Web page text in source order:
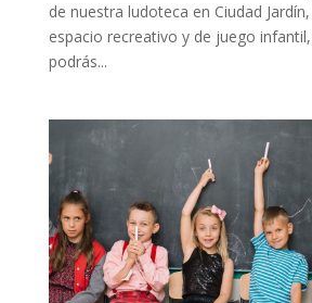
de nuestra ludoteca en Ciudad
espacio recreativo y de juego
podrás...